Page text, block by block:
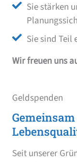
Sie stärken
Sie sind Teil
Wir freuen uns
Geldspenden
Seit unserer